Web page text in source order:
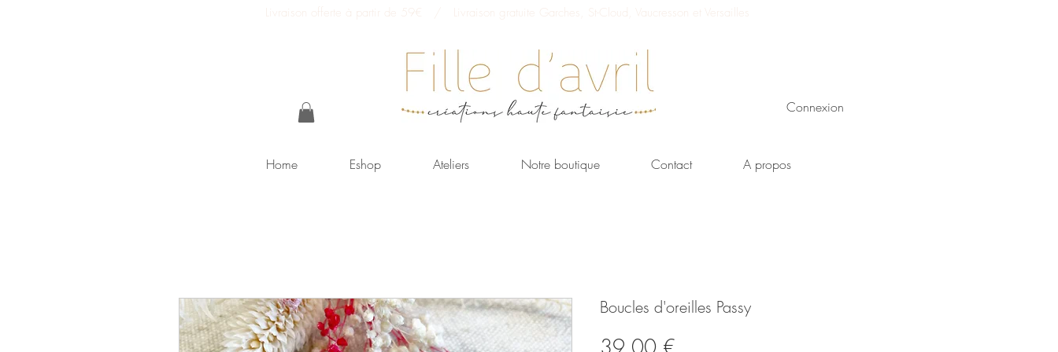
Livraison offerte à partir de 59€ / Livraison gratuite Garches, St-Cloud, Vaucresson et Versailles
Connexion
Home Eshop Ateliers Notre boutique Contact A propos
Boucles d'oreilles Passy